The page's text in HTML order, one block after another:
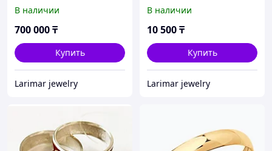
В наличии
700 000₸
Купить
Larimar jewelry
В наличии
10 500₸
Купить
Larimar jewelry